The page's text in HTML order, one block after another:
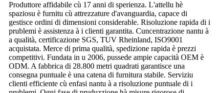
Produttore affidabile cù 17 anni di sperienza. L'attellu hè
spaziosu è furnitu cù attrezzature d'avanguardia, capace di
gestisce ordini di dimensioni considerable. Risoluzione rapida di i
prublemi è assistenza à i clienti garantita. Cuncentrazione nantu à
a qualità, certificazione SGS, TUV Rheinland, ISO9001
acquistata. Merce di prima qualità, spedizione rapida è prezzi
competitivi. Fundata in u 2006, pussede ampie capacità OEM è
ODM. A fabbrica di 28.800 metri quadrati garantisce una
consegna puntuale è una catena di furnitura stabile. Serviziu
clienti efficiente cù enfasi nantu à a risoluzione puntuale di i